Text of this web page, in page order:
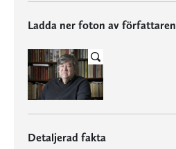
Ladda ner foton av författaren
Detaljerad fakta